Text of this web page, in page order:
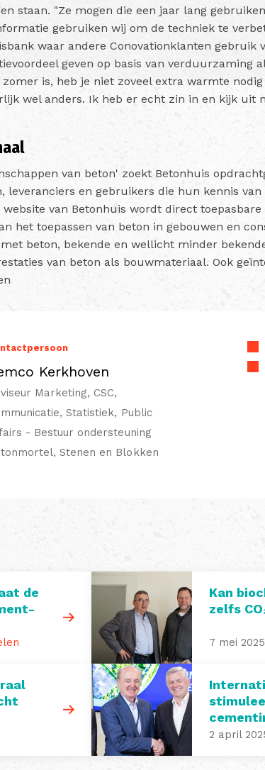
staan. "Ze mogen die een jaar lang
gebruiken wij om de techniek te
waar andere Conovationklanten gebruik
geven op basis van verduurzaming
is, heb je niet zoveel extra warmte
wel anders. Ik heb er echt zin in en kijk uit
van beton' zoekt Betonhuis
leveranciers en gebruikers die hun kennis
van Betonhuis wordt direct toepasbare
het toepassen van beton in gebouwen en
beton, bekende en wellicht minder
van beton als bouwmateriaal. Ook
Kerkhoven
Marketing, CSC,
Statistiek, Public
- Bestuur ondersteuning
Stenen en Blokken
de
Kan
zelfs
7 mei 2025
2 april